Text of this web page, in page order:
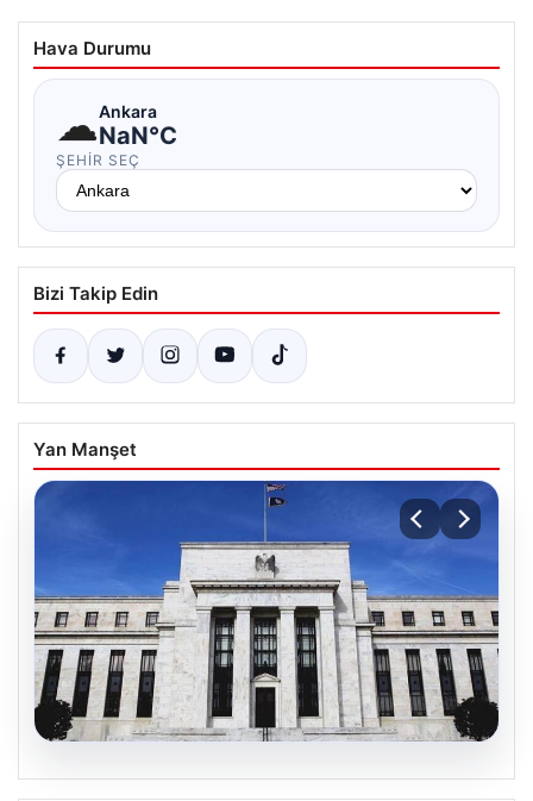
Hava Durumu
☁Ankara
NaN°C
ŞEHIR SEÇ
Bizi Takip Edin
Yan Manşet
08.08.2026